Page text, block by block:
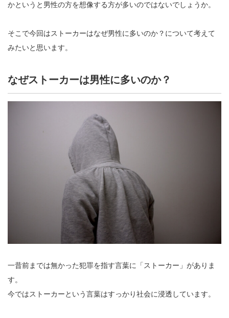
かというと男性の方を想像する方が多いのではないでしょうか。
そこで今回はストーカーはなぜ男性に多いのか？について考えて
みたいと思います。
なぜストーカーは男性に多いのか？
一昔前までは無かった犯罪を指す言葉に「ストーカー」がありま
す。
今ではストーカーという言葉はすっかり社会に浸透しています。